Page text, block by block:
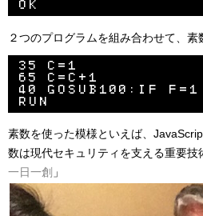
２つのプログラムを組み合わせて、素
35 C=1
65 C=C+1
40 GOSUB100:IF
素数を使った模様といえば、
数は現代セキュリティを支える重要技
一日一創 」